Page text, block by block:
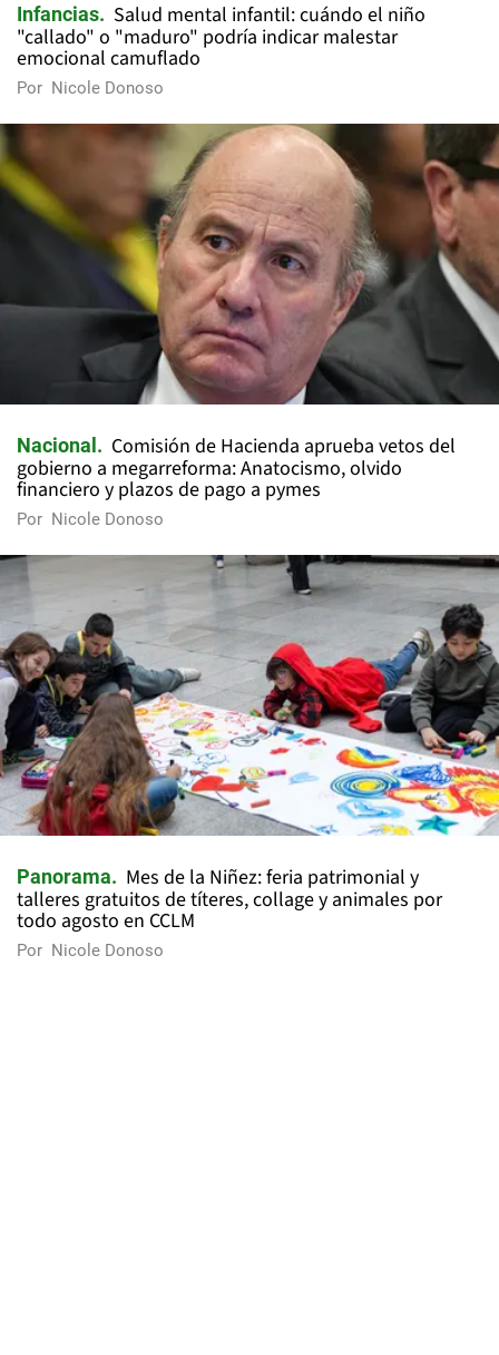
Infancias
Salud mental infantil: cuándo el niño
"callado" o "maduro" podría indicar malestar
emocional camuflado
Por Nicole Donoso
Nacional
Comisión de Hacienda aprueba vetos del
gobierno a megarreforma: Anatocismo, olvido
financiero y plazos de pago a pymes
Por Nicole Donoso
Panorama
Mes de la Niñez: feria patrimonial y
talleres gratuitos de títeres, collage y animales por
todo agosto en CCLM
Por Nicole Donoso